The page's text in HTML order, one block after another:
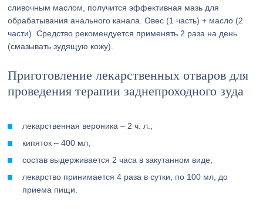
сливочным маслом, получится эффективная мазь для
обрабатывания анального канала. Овес (1 часть) + масло (2
части). Средство рекомендуется применять 2 раза на день
(смазывать зудящую кожу).
Приготовление лекарственных отваров для
проведения терапии заднепроходного зуда
лекарственная вероника – 2 ч. л.;
кипяток – 400 мл;
состав выдерживается 2 часа в закутанном виде;
лекарство принимается 4 раза в сутки, по 100 мл, до
приема пищи.